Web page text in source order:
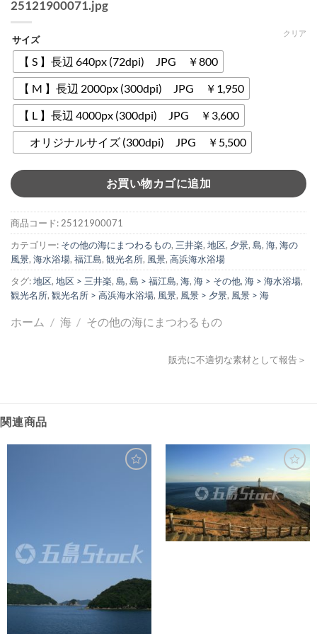
25121900071.jpg
サイズ
【 S 】長辺 640px (72dpi) JPG ￥800
【 M 】長辺 2000px (300dpi) JPG ￥1,950
【 L 】長辺 4000px (300dpi) JPG ￥3,600
オリジナルサイズ (300dpi) JPG ￥5,500
クリア
お買い物カゴに追加
商品コード:25121900071
カテゴリー: その他の海にまつわるもの, 三井楽, 地区, 夕景, 島, 海, 海の
風景, 海水浴場, 福江島, 観光名所, 風景, 高浜海水浴場
タグ:地区, 地区 > 三井楽, 島, 島 > 福江島, 海, 海 > その他, 海 > 海水浴場,
観光名所, 観光名所 > 高浜海水浴場, 風景, 風景 > 夕景, 風景 > 海
ホーム / 海 / その他の海にまつわるもの
販売に不適切な素材として報告＞
関連商品